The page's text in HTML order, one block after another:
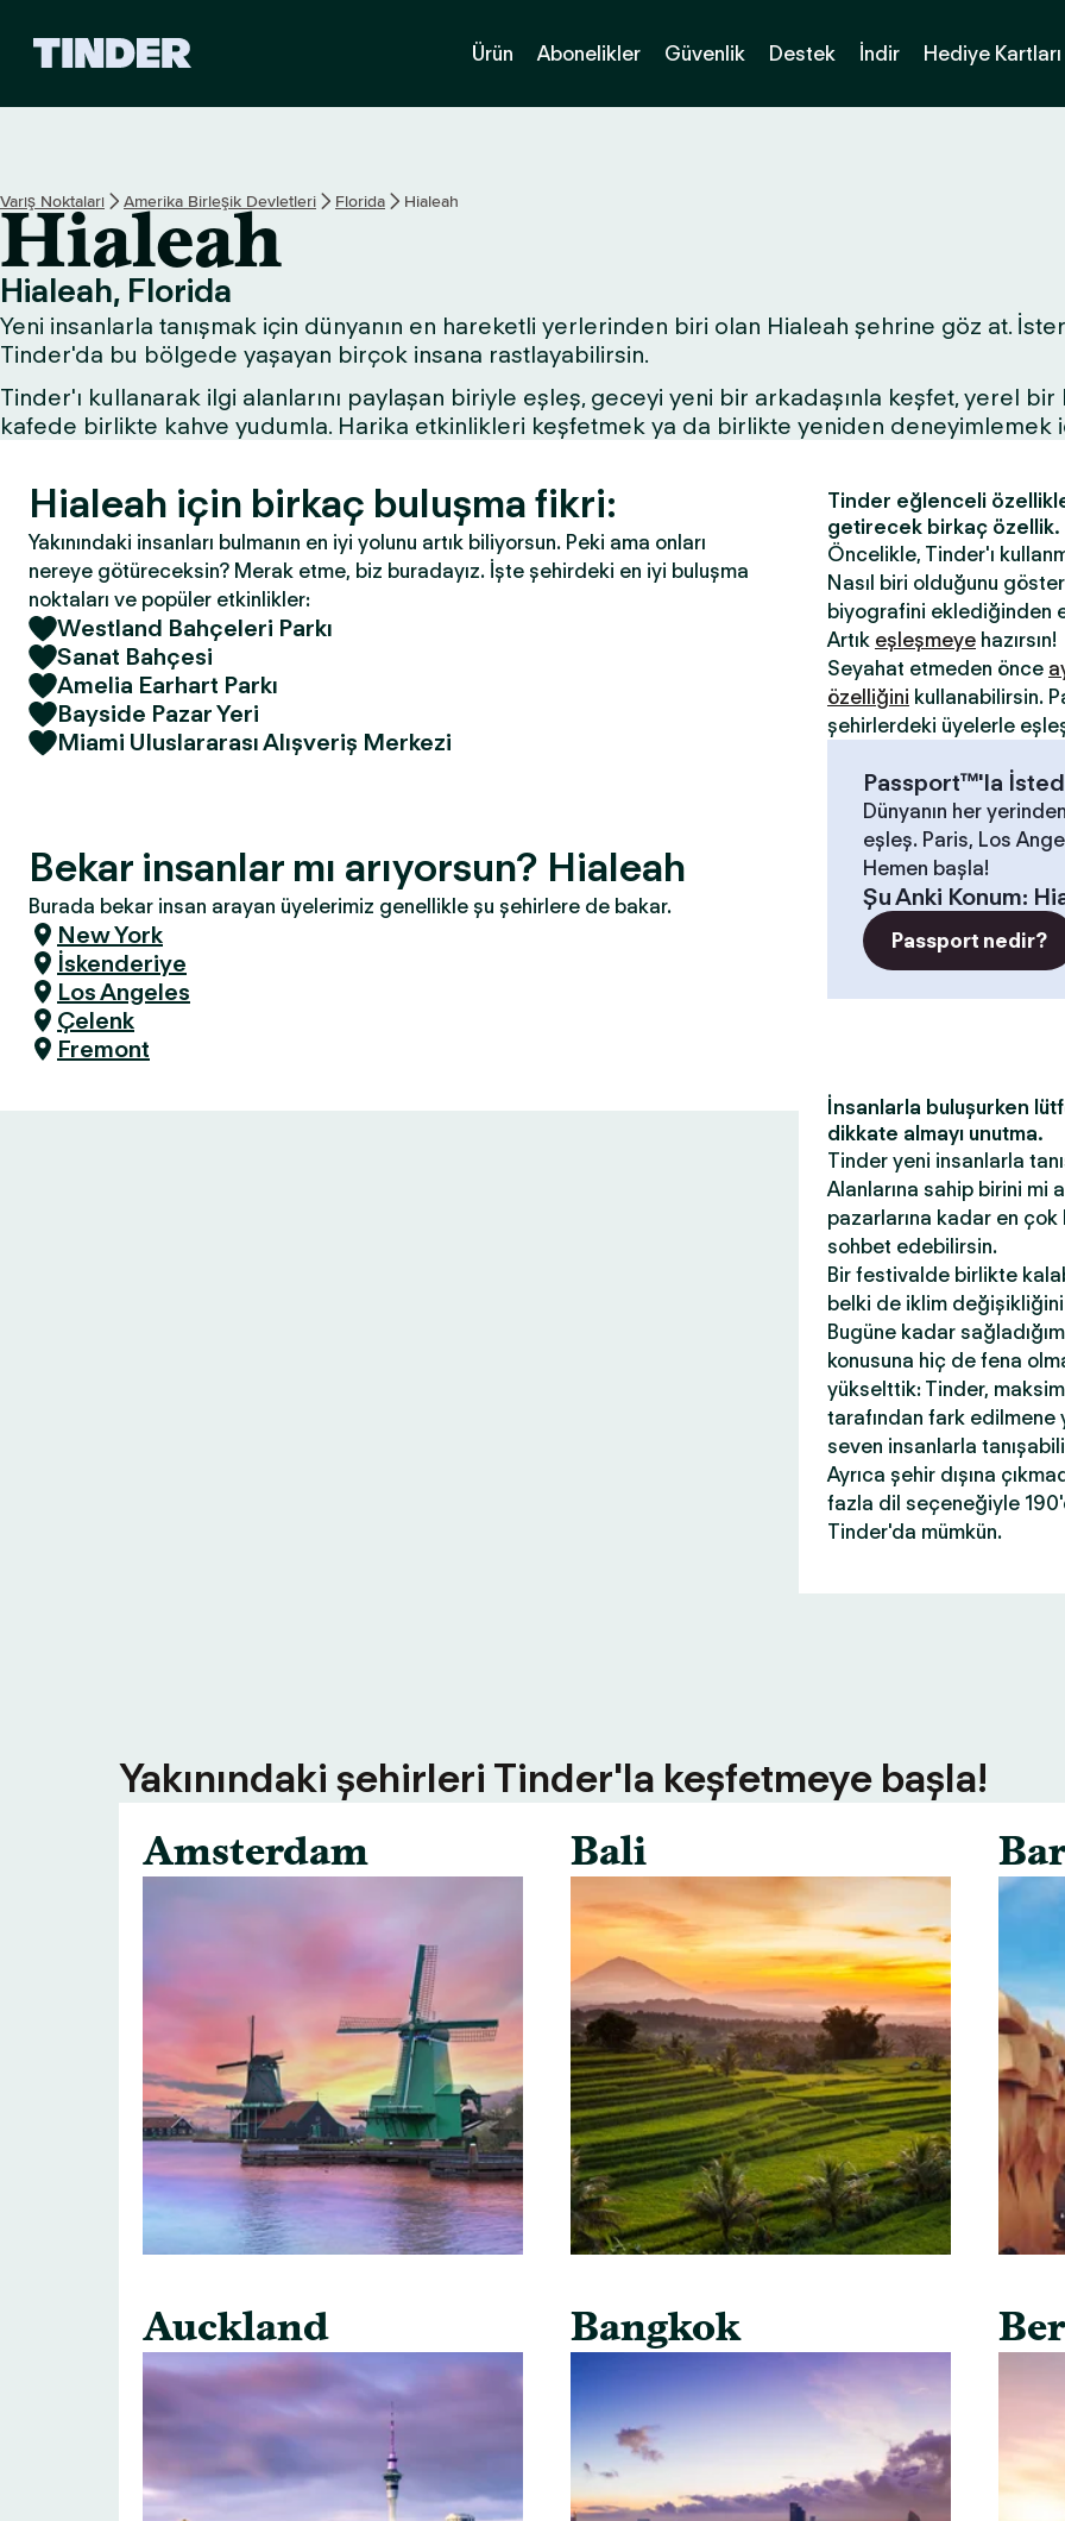
A
n
a
S
a
y
f
Ürün Abonelikler Güvenlik Destek İndir Hediye Kartları
Varış Noktaları Amerika Birleşik Devletleri Florida Hialeah
Hialeah
Hialeah, Florida
Yeni insanlarla tanışmak için dünyanın en hareketli yerlerinden biri olan Hialeah şehrine göz at.
Tinder'da bu bölgede yaşayan birçok insana rastlayabilirsin.
Tinder'ı kullanarak ilgi alanlarını paylaşan biriyle eşleş, geceyi yeni bir arkadaşınla keşfet, yerel
kafede birlikte kahve yudumla. Harika etkinlikleri keşfetmek ya da birlikte yeniden deneyimlemek
Hialeah için birkaç buluşma fikri:
Yakınındaki insanları bulmanın en iyi yolunu artık biliyorsun. Peki ama onları
nereye götüreceksin? Merak etme, biz buradayız. İşte şehirdeki en iyi buluşma
noktaları ve popüler etkinlikler:
Westland Bahçeleri Parkı
Sanat Bahçesi
Amelia Earhart Parkı
Bayside Pazar Yeri
Miami Uluslararası Alışveriş Merkezi
Bekar insanlar mı arıyorsun? Hialeah
Burada bekar insan arayan üyelerimiz genellikle şu şehirlere de bakar.
New York
İskenderiye
Los Angeles
Çelenk
Fremont
Tinder eğlenceli
getirecek birkaç özellik.
Öncelikle, Tinder'ı
Nasıl biri olduğunu
biyografini eklediğinden
Artık eşleşmeye hazırsın!
Seyahat etmeden önce
özelliğini kullanabilirsin.
şehirlerdeki üyelerle
Passport™'la
Dünyanın her
eşleş. Paris, Los
Hemen başla!
Şu Anki Konum:
Passport nedir?
İnsanlarla buluşurken
dikkate almayı unutma.
Tinder yeni insanlarla
Alanlarına sahip birini mi
pazarlarına kadar en çok
sohbet edebilirsin.
Bir festivalde birlikte
belki de iklim
Bugüne kadar
konusuna hiç de fena
yükselttik: Tinder,
tarafından fark edilmene
seven insanlarla
Ayrıca şehir dışına
fazla dil seçeneğiyle
Tinder'da mümkün.
Yakınındaki şehirleri Tinder'la keşfetmeye başla!
Amsterdam
Auckland
Bali
Bangkok